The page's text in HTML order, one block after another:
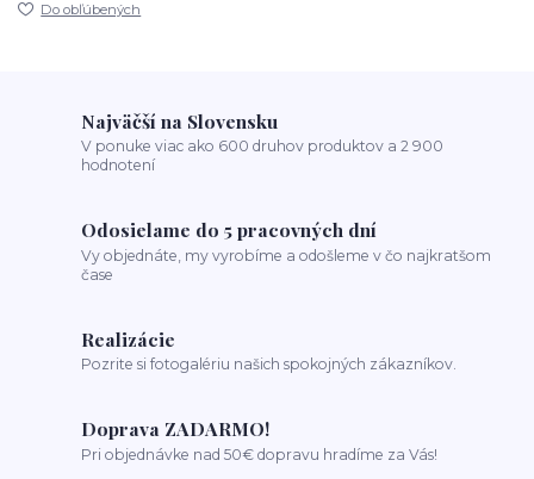
Do obľúbených
Najväčší na Slovensku
V ponuke viac ako 600 druhov produktov a 2 900
hodnotení
Odosielame do 5 pracovných dní
Vy objednáte, my vyrobíme a odošleme v čo najkratšom
čase
Realizácie
Pozrite si fotogalériu našich spokojných zákazníkov.
Doprava ZADARMO!
Pri objednávke nad 50€ dopravu hradíme za Vás!